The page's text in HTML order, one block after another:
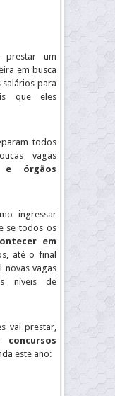
um
em busca
para
que eles
todos
vagas
e órgãos
ingressar
se todos os
em
até o final
novas vagas
níveis de
vai prestar,
concursos
este ano: